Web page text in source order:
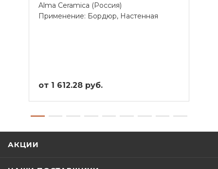
Alma Ceramica (Россия)
Применение: Бордюр, Настенная
от 1 612.28 руб.
АКЦИИ